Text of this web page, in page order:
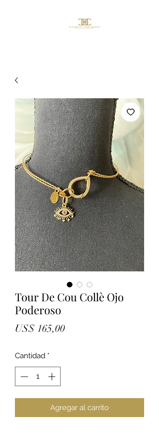
Tour De Cou Collè Ojo
Poderoso
US$ 165,00Precio
Cantidad *
Agregar al carrito